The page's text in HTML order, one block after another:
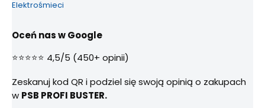
Elektrośmieci
Oceń nas w Google
⭐⭐⭐⭐⭐ 4,5/5 (450+ opinii)
Zeskanuj kod QR i podziel się swoją opinią o zakupach
w PSB PROFI BUSTER.